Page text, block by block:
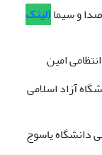
و سیما(لینک
امین
آزاد اسلامی
دانشگاه یاسوج